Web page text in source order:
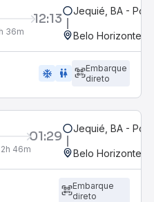
12:13
36m
Jequié, BA -
Belo Horizonte,
ac_unit wc
Embarque
direto
01:29
2h 46m
Jequié, BA -
Belo Horizonte,
Embarque
direto